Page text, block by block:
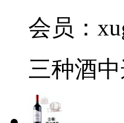
会员：
三种酒